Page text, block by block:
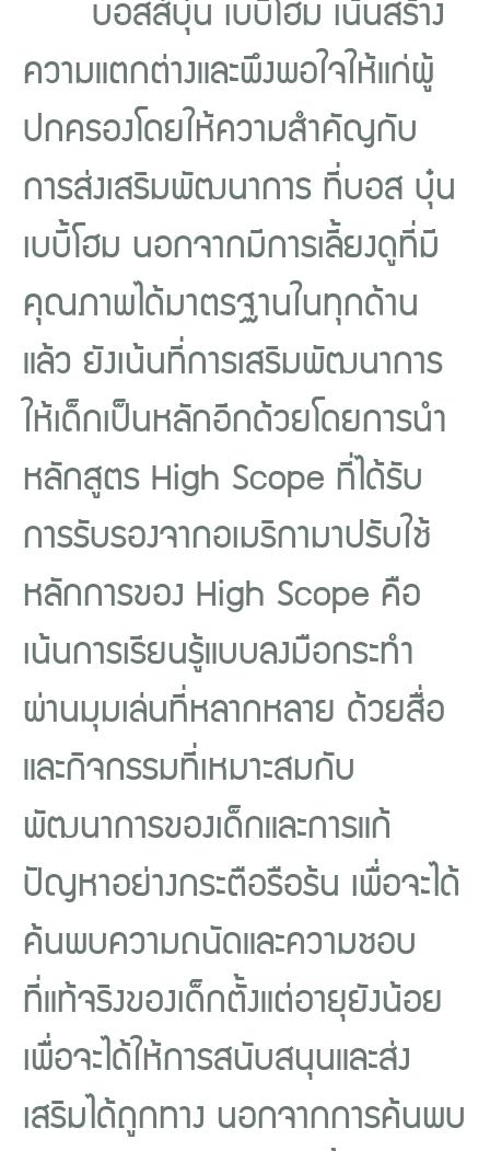
บอสส์บุ๋น เบบี้โฮม เน้นสร้าง
ความแตกต่างและพึงพอใจให้แก่ผู้
ปกครองโดยให้ความสำคัญกับ
การส่งเสริมพัฒนาการ ที่บอส บุ๋น
เบบี้โฮม นอกจากมีการเลี้ยงดูที่มี
คุณภาพได้มาตรฐานในทุกด้าน
แล้ว ยังเน้นที่การเสริมพัฒนาการ
ให้เด็กเป็นหลักอีกด้วยโดยการนำ
หลักสูตร High Scope ที่ได้รับ
การรับรองจากอเมริกามาปรับใช้
หลักการของ High Scope คือ
เน้นการเรียนรู้แบบลงมือกระทำ
ผ่านมุมเล่นที่หลากหลาย ด้วยสื่อ
และกิจกรรมที่เหมาะสมกับ
พัฒนาการของเด็กและการแก้
ปัญหาอย่างกระตือรือร้น เพื่อจะได้
ค้นพบความถนัดและความชอบ
ที่แท้จริงของเด็กตั้งแต่อายุยังน้อย
เพื่อจะได้ให้การสนับสนุนและส่ง
เสริมได้ถูกทาง นอกจากการค้นพบ